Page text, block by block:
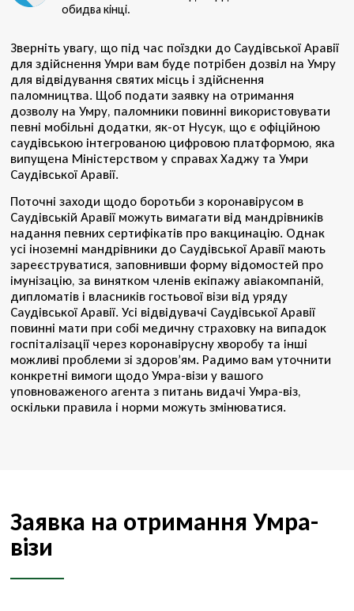
обидва кінці.
Зверніть увагу, що під час поїздки до Саудівської Аравії
для здійснення Умри вам буде потрібен дозвіл на Умру
для відвідування святих місць і здійснення
паломництва. Щоб подати заявку на отримання
дозволу на Умру, паломники повинні використовувати
певні мобільні додатки, як-от Нусук, що є офіційною
саудівською інтегрованою цифровою платформою, яка
випущена Міністерством у справах Хаджу та Умри
Саудівської Аравії.
Поточні заходи щодо боротьби з коронавірусом в
Саудівській Аравії можуть вимагати від мандрівників
надання певних сертифікатів про вакцинацію. Однак
усі іноземні мандрівники до Саудівської Аравії мають
зареєструватися, заповнивши форму відомостей про
імунізацію, за винятком членів екіпажу авіакомпаній,
дипломатів і власників гостьової візи від уряду
Саудівської Аравії. Усі відвідувачі Саудівської Аравії
повинні мати при собі медичну страховку на випадок
госпіталізації через коронавірусну хворобу та інші
можливі проблеми зі здоров’ям. Радимо вам уточнити
конкретні вимоги щодо Умра-візи у вашого
уповноваженого агента з питань видачі Умра-віз,
оскільки правила і норми можуть змінюватися.
Заявка на отримання Умра-
візи